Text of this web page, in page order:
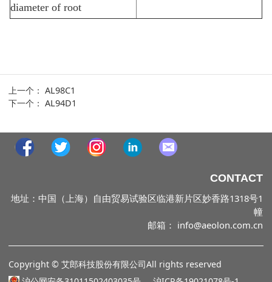
diameter of root
上一个：AL98C1
下一个：AL94D1
CONTACT
地址：中国（上海）自由贸易试验区临港新片区妙香路1318号1
幢
邮箱： info@aeolon.com.cn
Copyright © 艾郎科技股份有限公司All rights reserved